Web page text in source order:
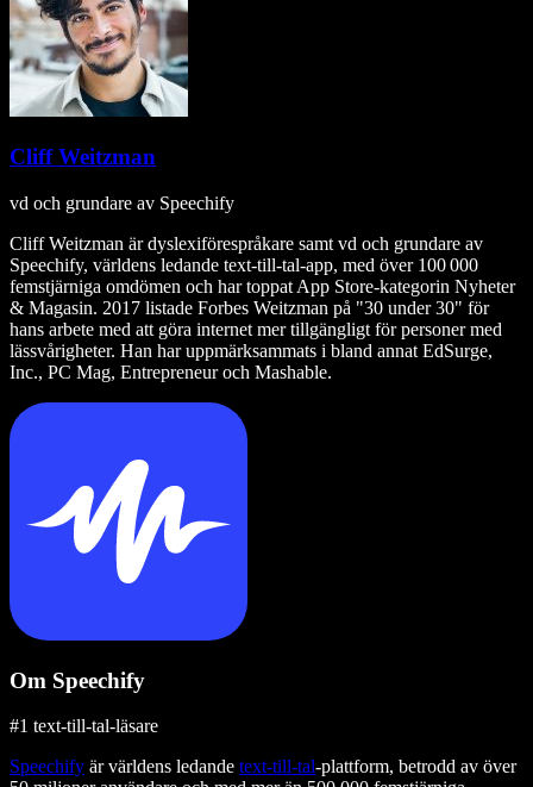
Cliff Weitzman
vd och grundare av Speechify
Cliff Weitzman är dyslexiförespråkare samt vd och grundare av
Speechify, världens ledande text‑till‑tal‑app, med över 100 000
femstjärniga omdömen och har toppat App Store-kategorin Nyheter
& Magasin. 2017 listade Forbes Weitzman på "30 under 30" för
hans arbete med att göra internet mer tillgängligt för personer med
lässvårigheter. Han har uppmärksammats i bland annat EdSurge,
Inc., PC Mag, Entrepreneur och Mashable.
Om Speechify
#1 text-till-tal-läsare
Speechify är världens ledande text-till-tal-plattform, betrodd av över